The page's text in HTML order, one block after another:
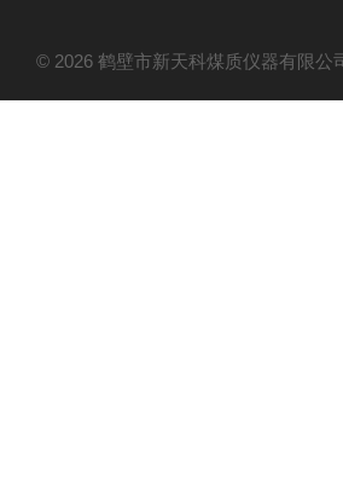
© 2026 鹤壁市新天科煤质仪器有限